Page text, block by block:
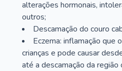
alterações hormonais,
outros;
Descamação do couro
Eczema: inflamação que
crianças e pode causar
até a descamação da região